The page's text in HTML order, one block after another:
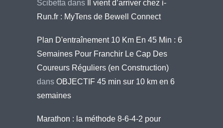
Scibetta dans
Il vient d’arriver chez i-
Run.fr : MyTens de Bewell Connect
Plan D'entraînement 10 Km En 45 Min : 6
Semaines Pour Franchir Le Cap Des
Coureurs Réguliers (en Construction)
dans OBJECTIF 45 min sur 10 km en 6
semaines
Marathon : la méthode 8-6-4-2 pour